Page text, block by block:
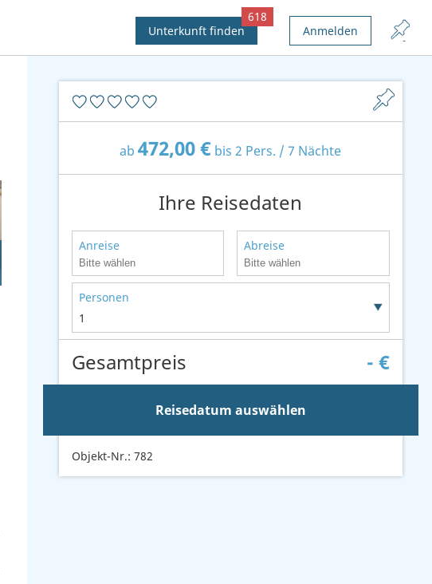
Unterkunft finden
618
Anmelden
ab472,00 € bis 2 Pers. / 7 Nächte
Ihre Reisedaten
Anreise Abreise
Personen
1
Gesamtpreis - €
Reisedatum auswählen
Objekt-Nr.: 782